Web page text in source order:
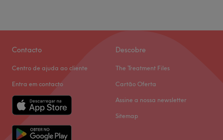
Contacto
Centro de ajuda ao cliente
Entra em contacto
Descobre
The Treatment Files
Cartão Oferta
Assine a nossa newsletter
Sitemap